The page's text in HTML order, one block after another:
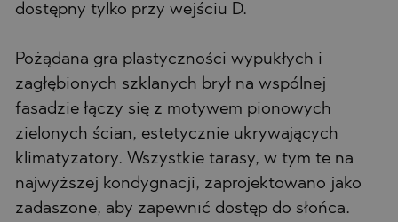
dostępny tylko przy wejściu D.
Pożądana gra plastyczności wypukłych i
zagłębionych szklanych brył na wspólnej
fasadzie łączy się z motywem pionowych
zielonych ścian, estetycznie ukrywających
klimatyzatory. Wszystkie tarasy, w tym te na
najwyższej kondygnacji, zaprojektowano jako
zadaszone, aby zapewnić dostęp do słońca.